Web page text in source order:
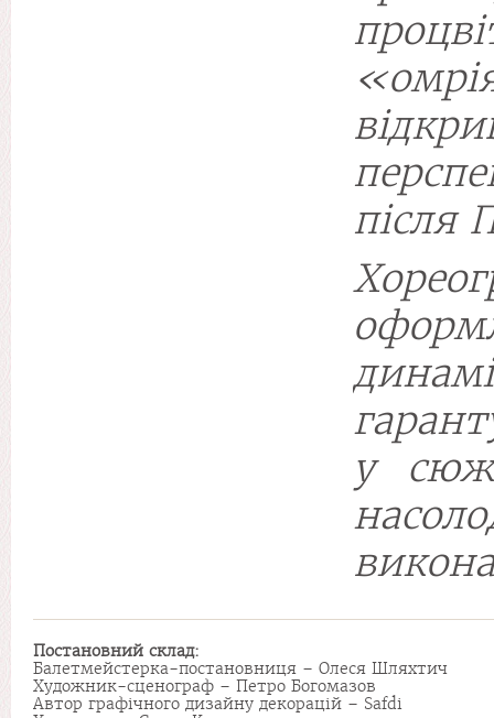
після
у
Постановний склад:
Балетмейстерка-постановниця – Олеся Шляхтич
Художник-сценограф – Петро Богомазов
Автор графічного дизайну декорацій – Safdi